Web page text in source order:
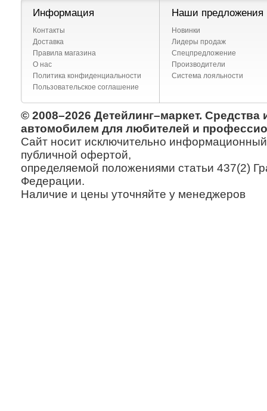
Информация
Контакты
Доставка
Правила магазина
О нас
Политика конфиденциальности
Пользовательское соглашение
Наши предложения
Новинки
Лидеры продаж
Спецпредложение
Производители
Система лояльности
© 2008–2026 Детейлинг–маркет. Средства
автомобилем для любителей и
Сайт носит исключительно информационный
публичной офертой,
определяемой положениями статьи 437(2)
Федерации.
Наличие и цены уточняйте у менеджеров